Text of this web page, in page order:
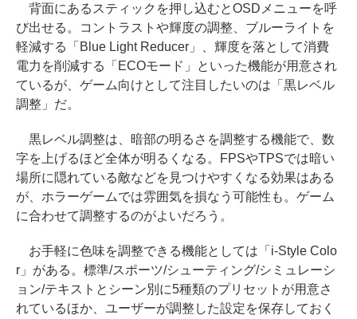
背面にあるスティックを押し込むとOSDメニューを呼
び出せる。コントラストや輝度の調整、ブルーライトを
軽減する「Blue Light Reducer」、輝度を落として消費
電力を削減する「ECOモード」といった機能が用意され
ているが、ゲーム向けとして注目したいのは「黒レベル
調整」だ。
黒レベル調整は、暗部の明るさを調整する機能で、数
字を上げるほど全体が明るくなる。FPSやTPSでは暗い
場所に隠れている敵などを見つけやすくなる効果はある
が、ホラーゲームでは雰囲気を損なう可能性も。ゲーム
に合わせて調整するのがよいだろう。
お手軽に色味を調整できる機能としては「i-Style Colo
r」がある。標準/スポーツ/シューティング/シミュレーシ
ョン/テキストとシーン別に5種類のプリセットが用意さ
れているほか、ユーザーが調整した設定を保存しておく